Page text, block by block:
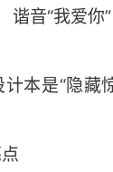
谐音“我爱
本是“隐藏